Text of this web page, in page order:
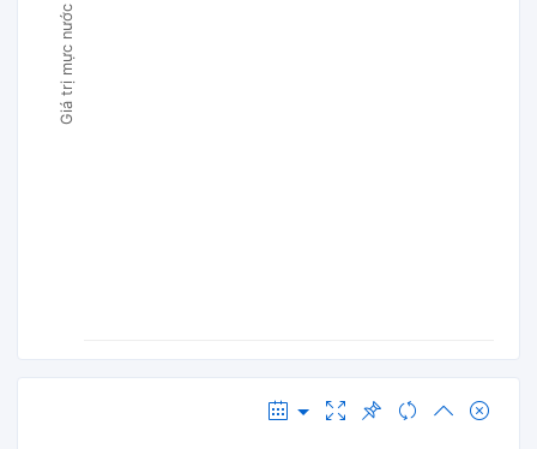
Giá trị mực nước